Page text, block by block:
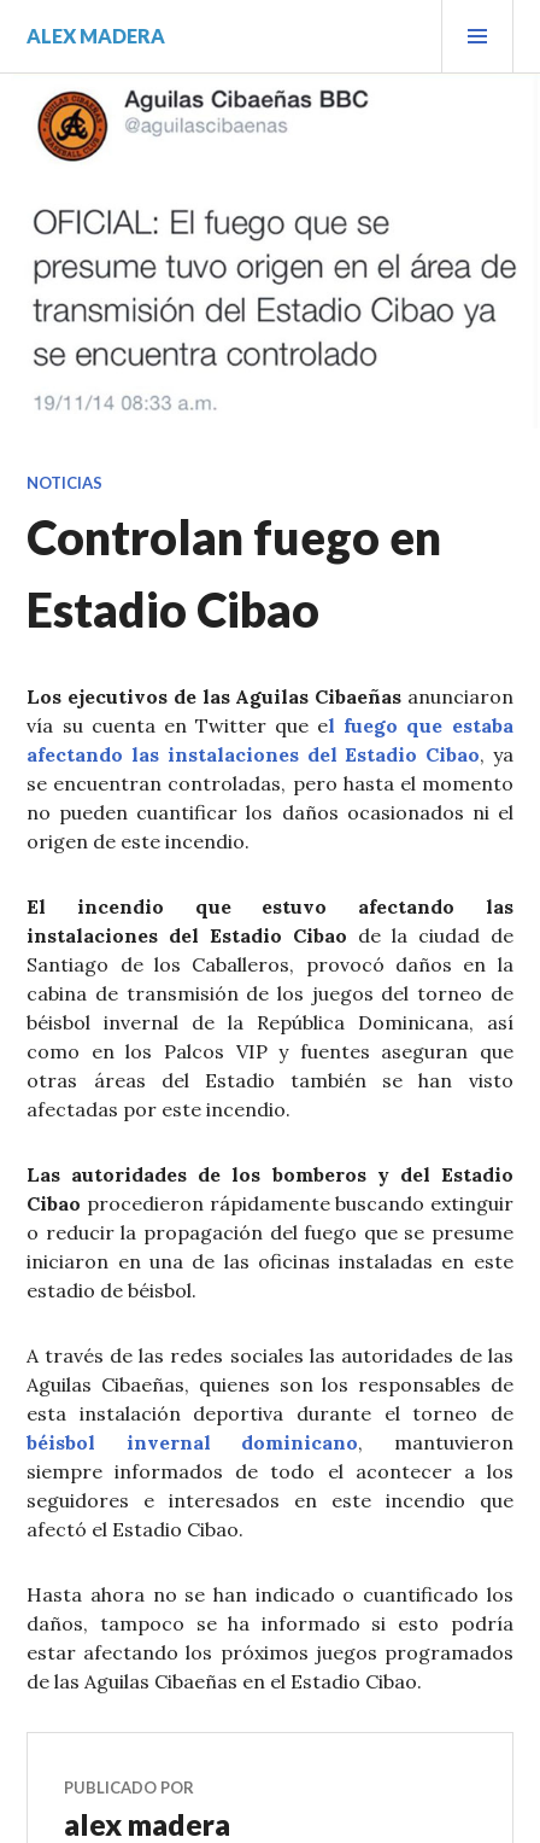
contenido.
ALEX MADERA
NOTICIAS
Controlan fuego en
Estadio Cibao
Los ejecutivos de las Aguilas Cibaeñasanunciaron
vía su cuenta en Twitter que el fuego que estaba
afectando las instalaciones del Estadio Cibao, ya
se encuentran controladas, pero hasta el momento
no pueden cuantificar los daños ocasionados ni el
origen de este incendio.
El incendio que estuvo afectando las
instalaciones del Estadio Cibao de la ciudad de
Santiago de los Caballeros, provocó daños en la
cabina de transmisión de los juegos del torneo de
béisbol invernal de la República Dominicana, así
como en los Palcos VIP y fuentes aseguran que
otras áreas del Estadio también se han visto
afectadas por este incendio.
Las autoridades de los bomberos y del Estadio
Cibao procedieron rápidamente buscando extinguir
o reducir la propagación del fuego que se presume
iniciaron en una de las oficinas instaladas en este
estadio de béisbol.
A través de las redes sociales las autoridades de las
Aguilas Cibaeñas, quienes son los responsables de
esta instalación deportiva durante el torneo de
béisbol invernal dominicano, mantuvieron
siempre informados de todo el acontecer a los
seguidores e interesados en este incendio que
afectó el Estadio Cibao.
Hasta ahora no se han indicado o cuantificado los
daños, tampoco se ha informado si esto podría
estar afectando los próximos juegos programados
de las Aguilas Cibaeñas en el Estadio Cibao.
PUBLICADO POR
alex madera